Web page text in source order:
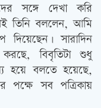
সঙ্গে দেখা করি
তিনি বললেন, আমি
সারাদিন
বিবৃতিটা শুধু
হয়ে বলতে হয়েছে,
পক্ষে সব পত্রিকায়